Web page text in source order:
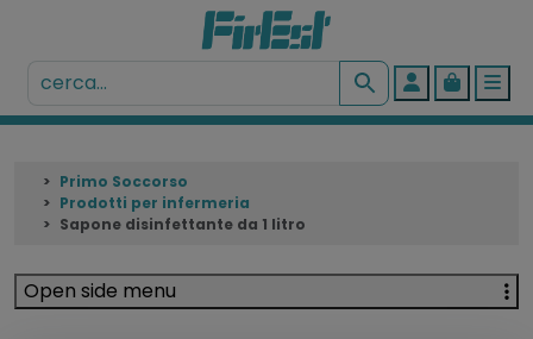
Account
Cart
Primo Soccorso
Prodotti per infermeria
Sapone disinfettante da 1 litro
Open side menu